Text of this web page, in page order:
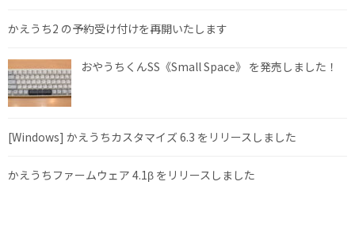
かえうち2 の予約受け付けを再開いたします
おやうちくんSS《Small Space》 を発売しました！
[Windows] かえうちカスタマイズ 6.3 をリリースしました
かえうちファームウェア 4.1β をリリースしました